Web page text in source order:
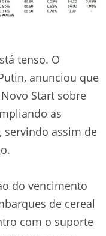
tenso. O
anunciou que
Start sobre
as
servindo assim de
do vencimento
de cereal
com o suporte